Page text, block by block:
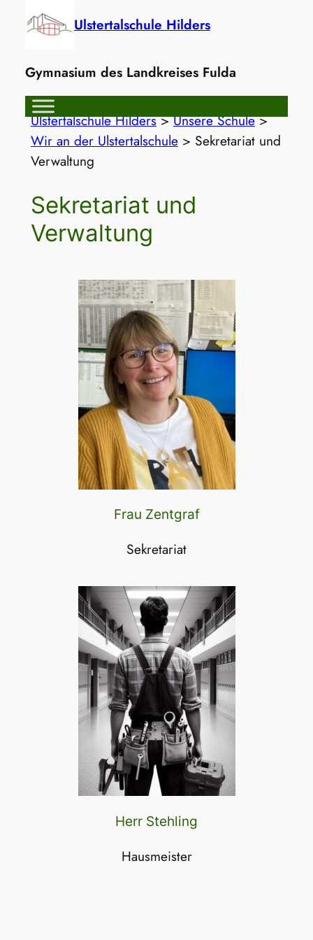
Inhalt
Ulstertalschule Hilders
Gymnasium des Landkreises Fulda
Ulstertalschule Hilders>Unsere Schule>
Wir an der Ulstertalschule> Sekretariat und
Verwaltung
Sekretariat und
Verwaltung
Frau Zentgraf
Sekretariat
Herr Stehling
Hausmeister